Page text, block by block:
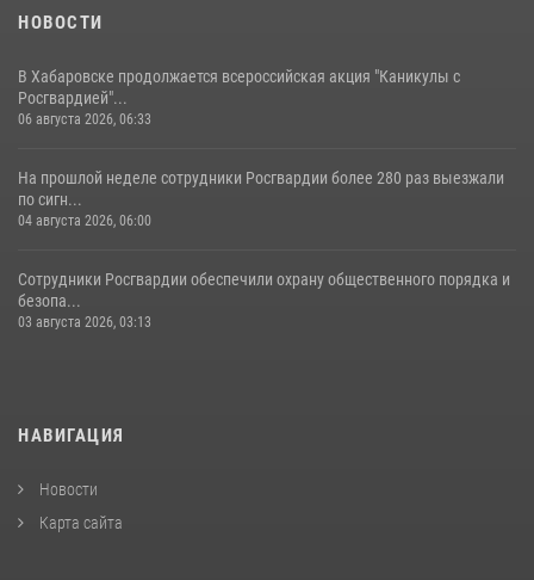
НОВОСТИ
В Хабаровске продолжается всероссийская акция "Каникулы с
Росгвардией"...
06 августа 2026, 06:33
На прошлой неделе сотрудники Росгвардии более 280 раз выезжали
по сигн...
04 августа 2026, 06:00
Сотрудники Росгвардии обеспечили охрану общественного порядка и
безопа...
03 августа 2026, 03:13
НАВИГАЦИЯ
Новости
Карта сайта